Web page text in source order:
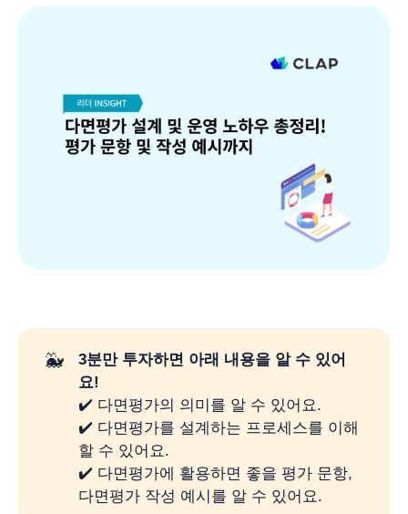
🐳
3분만 투자하면 아래 내용을 알 수 있어
요!
✔️ 다면평가의 의미를 알 수 있어요.
✔️ 다면평가를 설계하는 프로세스를 이해
할 수 있어요.
✔️ 다면평가에 활용하면 좋을 평가 문항,
다면평가 작성 예시를 알 수 있어요.